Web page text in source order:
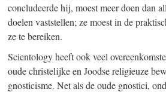
concludeerde hij, moest meer doen dan
doelen vaststellen; ze moest in de
ze te bereiken.
Scientology heeft ook veel
oude christelijke en Joodse religieuze
gnosticisme. Net als de oude gnostici,